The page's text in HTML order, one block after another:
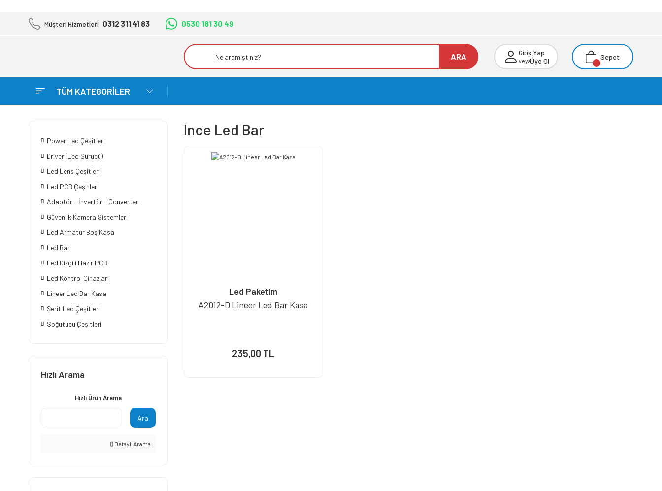
Müşteri Hizmetleri 0312 311 41 83 0530 181 30 49
ARA Giriş Yap
veyaÜye Ol Sepet
TÜM KATEGORİLER
Power Led Çeşitleri
Driver (Led Sürücü)
Led Lens Çeşitleri
Led PCB Çeşitleri
Adaptör - İnvertör - Converter
Güvenlik Kamera Sistemleri
Led Armatür Boş Kasa
Led Bar
Led Dizgili Hazır PCB
Led Kontrol Cihazları
Lineer Led Bar Kasa
Şerit Led Çeşitleri
Soğutucu Çeşitleri
Hızlı Arama
Hızlı Ürün Arama
Ara
Detaylı Arama
Ince Led Bar
Led Paketim
A2012-D Lineer Led Bar Kasa
235,00 TL